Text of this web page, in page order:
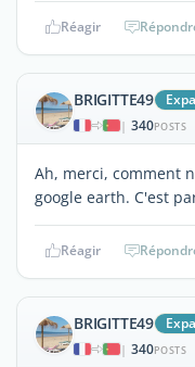
Réagir
BRIGITTE49
| 340POSTS
Ah, merci, comment
google earth. C'est
Réagir
BRIGITTE49
| 340POSTS